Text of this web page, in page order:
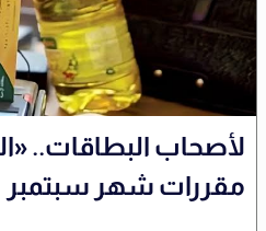
لأصحاب البطاقات..
مقررات شهر سبتمبر